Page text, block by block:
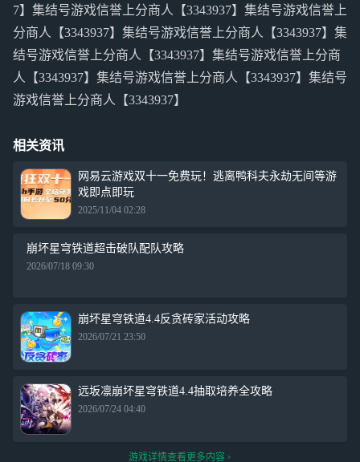
7】集结号游戏信誉上分商人【3343937】集结号游戏信誉上
分商人【3343937】集结号游戏信誉上分商人【3343937】集
结号游戏信誉上分商人【3343937】集结号游戏信誉上分商
人【3343937】集结号游戏信誉上分商人【3343937】集结号
游戏信誉上分商人【3343937】
相关资讯
网易云游戏双十一免费玩！逃离鸭科夫永劫无间等游
戏即点即玩
2025/11/04 02:28
崩坏星穹铁道超击破队配队攻略
2026/07/18 09:30
崩坏星穹铁道4.4反贪砖家活动攻略
2026/07/21 23:50
远坂凛崩坏星穹铁道4.4抽取培养全攻略
2026/07/24 04:40
游戏详情查看更多内容